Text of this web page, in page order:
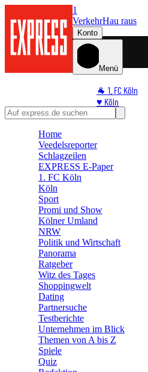
1
VerkehrHau raus
Konto
Menü
🐐 1. FC Köln
♥️ Köln
🛒 Shoppingwelt
Home
Veedelsreporter
Schlagzeilen
EXPRESS E-Paper
1. FC Köln
Köln
Sport
Promi und Show
Kölner Umland
NRW
Politik und Wirtschaft
Panorama
Ratgeber
Witz des Tages
Shoppingwelt
Dating
Partnersuche
Testberichte
Unternehmen im Blick
Themen von A bis Z
Spiele
Quiz